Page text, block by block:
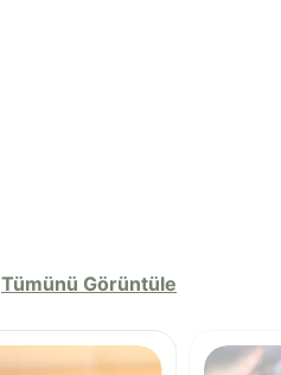
Tümünü Görüntüle